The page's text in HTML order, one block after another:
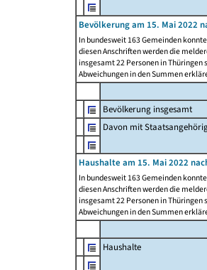
Bevölkerung am 15. Mai 2022
In bundesweit 163 Gemeinden
diesen Anschriften werden die
insgesamt 22 Personen in
Abweichungen in den Summen
Bevölkerung insgesamt
Davon mit
Haushalte am 15. Mai 2022
In bundesweit 163 Gemeinden
diesen Anschriften werden die
insgesamt 22 Personen in
Abweichungen in den Summen
Haushalte